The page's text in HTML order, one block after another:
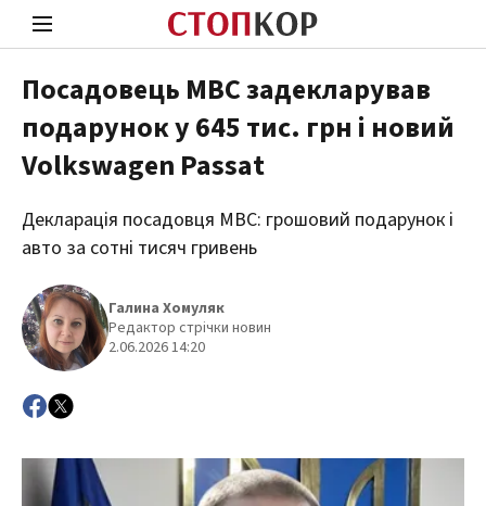
Стоп Політичній Корупції
Політика
Посадовець МВС задекларував
подарунок у 645 тис. грн і новий
Volkswagen Passat
Декларація посадовця МВС: грошовий подарунок і
авто за сотні тисяч гривень
Галина Хомуляк
Редактор стрічки новин
2.06.2026 14:20